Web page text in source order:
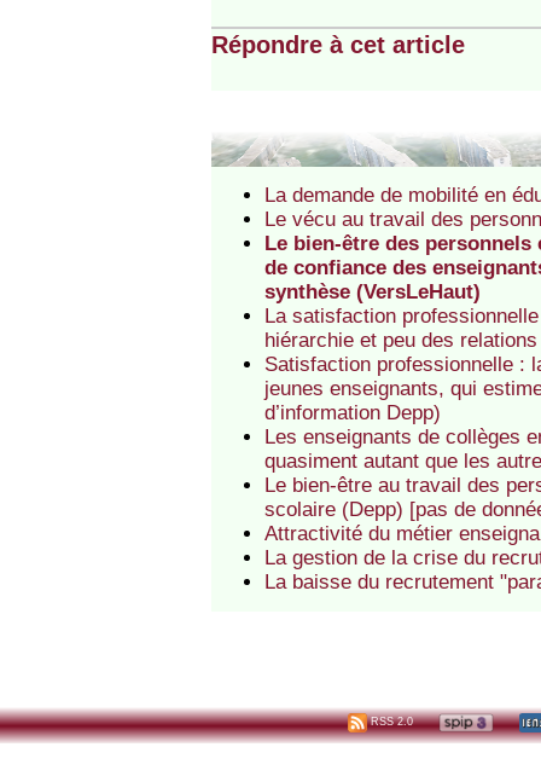
Répondre à cet article
La demande de mobilité en
Le vécu au travail des
Le bien-être des
de confiance des
synthèse (VersLeHaut)
La satisfaction
hiérarchie et peu des
Satisfaction professionnelle :
jeunes enseignants, qui
d’information Depp)
Les enseignants de collèges
quasiment autant que les
Le bien-être au travail des
scolaire (Depp) [pas de
Attractivité du métier
La gestion de la crise du
La baisse du recrutement
RSS 2.0